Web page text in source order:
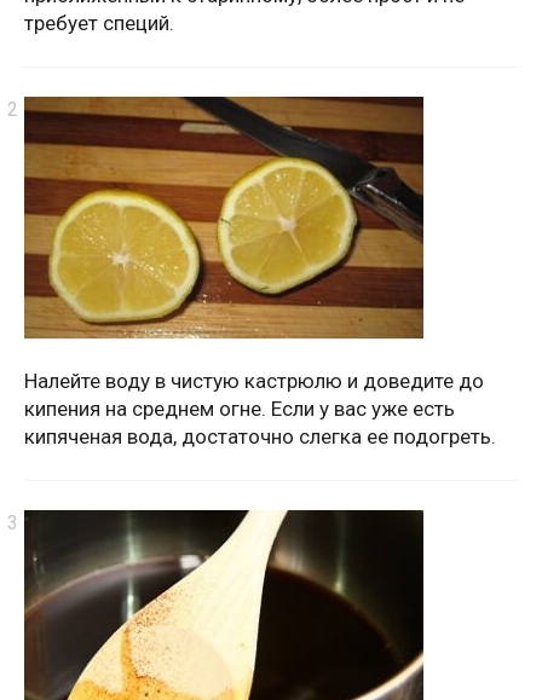
требует специй.
Налейте воду в чистую кастрюлю и доведите до
кипения на среднем огне. Если у вас уже есть
кипяченая вода, достаточно слегка ее подогреть.